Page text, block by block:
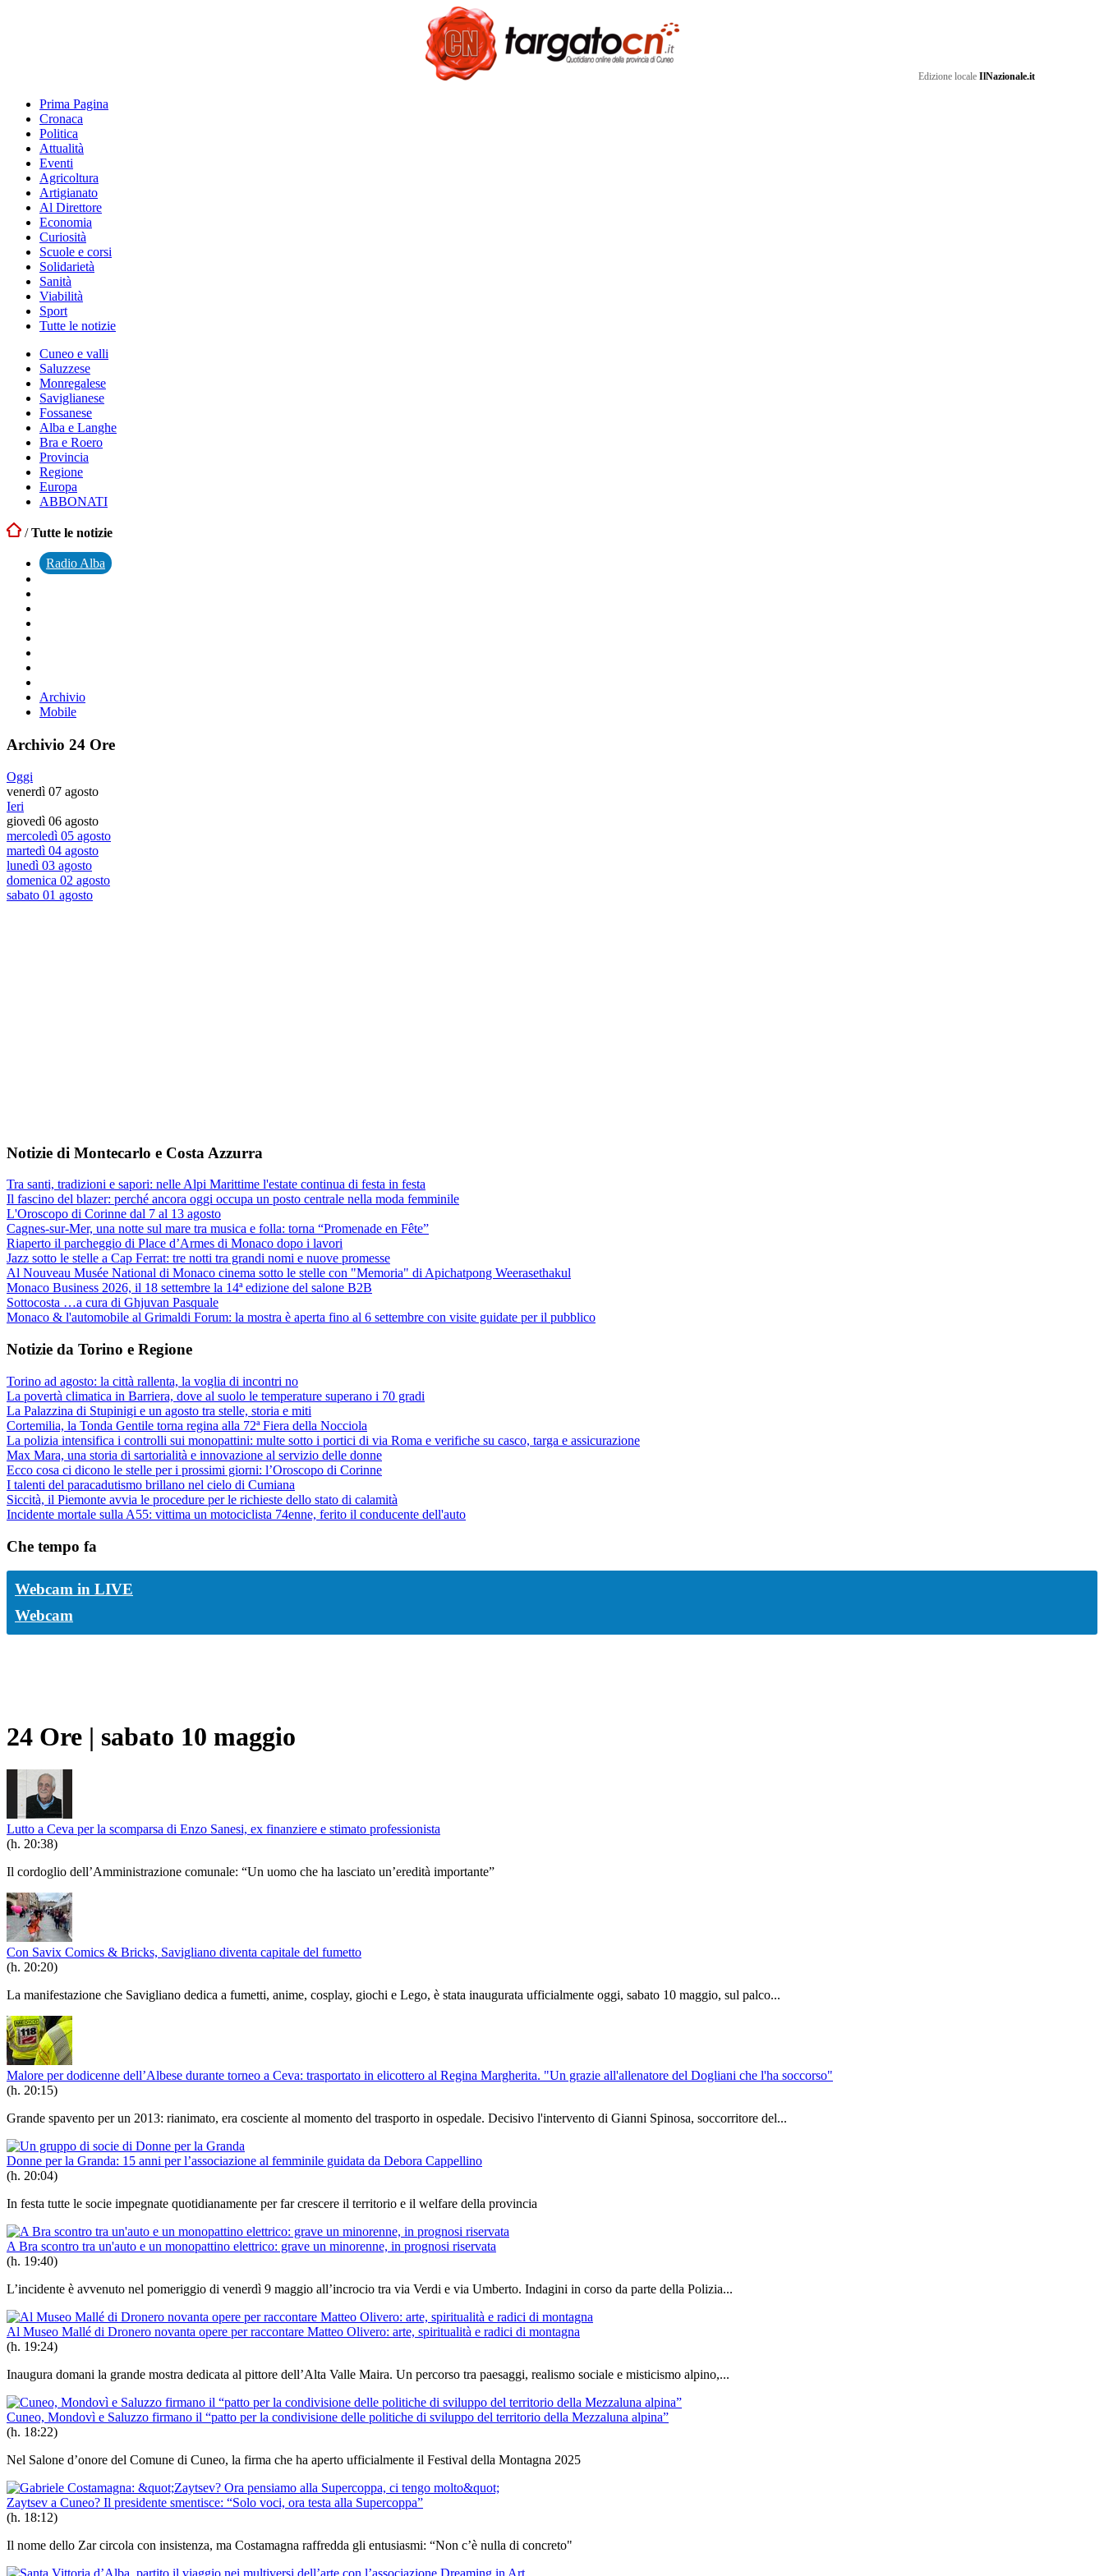
Edizione locale IlNazionale.it
Prima Pagina
Cronaca
Politica
Attualità
Eventi
Agricoltura
Artigianato
Al Direttore
Economia
Curiosità
Scuole e corsi
Solidarietà
Sanità
Viabilità
Sport
Tutte le notizie
Cuneo e valli
Saluzzese
Monregalese
Saviglianese
Fossanese
Alba e Langhe
Bra e Roero
Provincia
Regione
Europa
ABBONATI
/Tutte le notizie
Radio Alba
Archivio
Mobile
Archivio 24 Ore
Oggi
venerdì 07 agosto
Ieri
giovedì 06 agosto
mercoledì 05 agosto
martedì 04 agosto
lunedì 03 agosto
domenica 02 agosto
sabato 01 agosto
Notizie di Montecarlo e Costa Azzurra
Tra santi, tradizioni e sapori: nelle Alpi Marittime l'estate continua di festa in festa
Il fascino del blazer: perché ancora oggi occupa un posto centrale nella moda femminile
L'Oroscopo di Corinne dal 7 al 13 agosto
Cagnes-sur-Mer, una notte sul mare tra musica e folla: torna “Promenade en Fête”
Riaperto il parcheggio di Place d’Armes di Monaco dopo i lavori
Jazz sotto le stelle a Cap Ferrat: tre notti tra grandi nomi e nuove promesse
Al Nouveau Musée National di Monaco cinema sotto le stelle con "Memoria" di Apichatpong Weerasethakul
Monaco Business 2026, il 18 settembre la 14ª edizione del salone B2B
Sottocosta …a cura di Ghjuvan Pasquale
Monaco & l'automobile al Grimaldi Forum: la mostra è aperta fino al 6 settembre con visite guidate per il pubblico
Notizie da Torino e Regione
Torino ad agosto: la città rallenta, la voglia di incontri no
La povertà climatica in Barriera, dove al suolo le temperature superano i 70 gradi
La Palazzina di Stupinigi e un agosto tra stelle, storia e miti
Cortemilia, la Tonda Gentile torna regina alla 72ª Fiera della Nocciola
La polizia intensifica i controlli sui monopattini: multe sotto i portici di via Roma e verifiche su casco, targa e assicurazione
Max Mara, una storia di sartorialità e innovazione al servizio delle donne
Ecco cosa ci dicono le stelle per i prossimi giorni: l’Oroscopo di Corinne
I talenti del paracadutismo brillano nel cielo di Cumiana
Siccità, il Piemonte avvia le procedure per le richieste dello stato di calamità
Incidente mortale sulla A55: vittima un motociclista 74enne, ferito il conducente dell'auto
Che tempo fa
Webcam in LIVE
Webcam
24 Ore | sabato 10 maggio
Lutto a Ceva per la scomparsa di Enzo Sanesi, ex finanziere e stimato professionista
(h. 20:38)
Il cordoglio dell’Amministrazione comunale: “Un uomo che ha lasciato un’eredità importante”
Con Savix Comics & Bricks, Savigliano diventa capitale del fumetto
(h. 20:20)
La manifestazione che Savigliano dedica a fumetti, anime, cosplay, giochi e Lego, è stata inaugurata ufficialmente oggi, sabato 10 maggio, sul palco...
Malore per dodicenne dell’Albese durante torneo a Ceva: trasportato in elicottero al Regina Margherita. "Un grazie all'allenatore del Dogliani che l'ha soccorso"
(h. 20:15)
Grande spavento per un 2013: rianimato, era cosciente al momento del trasporto in ospedale. Decisivo l'intervento di Gianni Spinosa, soccorritore del...
Donne per la Granda: 15 anni per l’associazione al femminile guidata da Debora Cappellino
(h. 20:04)
In festa tutte le socie impegnate quotidianamente per far crescere il territorio e il welfare della provincia
A Bra scontro tra un'auto e un monopattino elettrico: grave un minorenne, in prognosi riservata
(h. 19:40)
L’incidente è avvenuto nel pomeriggio di venerdì 9 maggio all’incrocio tra via Verdi e via Umberto. Indagini in corso da parte della Polizia...
Al Museo Mallé di Dronero novanta opere per raccontare Matteo Olivero: arte, spiritualità e radici di montagna
(h. 19:24)
Inaugura domani la grande mostra dedicata al pittore dell’Alta Valle Maira. Un percorso tra paesaggi, realismo sociale e misticismo alpino,...
Cuneo, Mondovì e Saluzzo firmano il “patto per la condivisione delle politiche di sviluppo del territorio della Mezzaluna alpina”
(h. 18:22)
Nel Salone d’onore del Comune di Cuneo, la firma che ha aperto ufficialmente il Festival della Montagna 2025
Zaytsev a Cuneo? Il presidente smentisce: “Solo voci, ora testa alla Supercoppa”
(h. 18:12)
Il nome dello Zar circola con insistenza, ma Costamagna raffredda gli entusiasmi: “Non c’è nulla di concreto"